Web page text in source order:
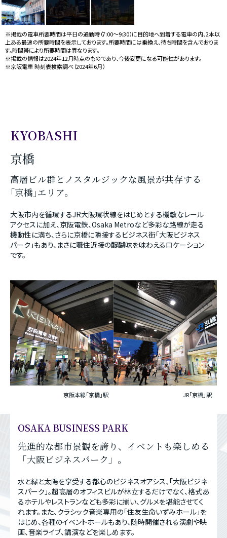
※掲載の電車所要時間は平日の通勤時（7:00〜9:30）に目的地へ到着する電車の内、2本以
上ある最速の所要時間を表示しております。所要時間には乗換え、待ち時間を含んでおりま
す。時間帯により所要時間は異なります。
※掲載の情報は2024年12月時点のものであり、今後変更になる可能性があります。
※京阪電車 時刻表検索調べ（2024年6月）
KYOBASHI
京橋
高層ビル群とノスタルジックな風景が共存する
｢京橋｣エリア。
大阪市内を循環するJR大阪環状線をはじめとする機敏なレール
アクセスに加え、京阪電鉄、Osaka Metroなど多彩な路線が走る
機動性に満ち、さらに京橋に隣接するビジネス街「大阪ビジネス
パーク」もあり、まさに職住近接の醍醐味を味わえるロケーション
です。
京阪本線｢京橋｣駅 JR｢京橋｣駅
OSAKA BUSINESS PARK
先進的な都市景観を誇り、イベントも楽しめる
「大阪ビジネスパーク」。
水と緑と太陽を享受する都心のビジネスオアシス、「大阪ビジネ
スパーク」。超高層のオフィスビルが林立するだけでなく、格式あ
るホテルやレストランなども多彩に揃い、グルメを堪能させてく
れます。また、クラシック音楽専用の「住友生命いずみホール」を
はじめ、各種のイベントホールもあり、随時開催される演劇や映
画、音楽ライブ、講演などを楽しめます。